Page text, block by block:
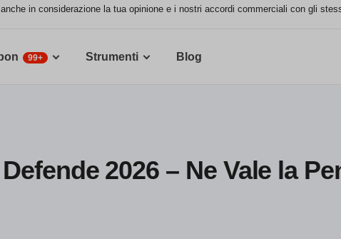
in considerazione la tua opinione e i nostri accordi commerciali con gli
99+ Strumenti Blog
2026 – Ne Vale la